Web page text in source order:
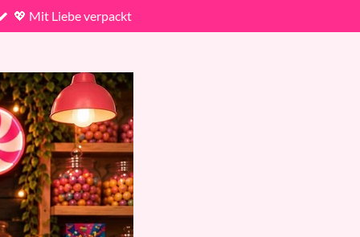
💖 Mit Liebe verpackt